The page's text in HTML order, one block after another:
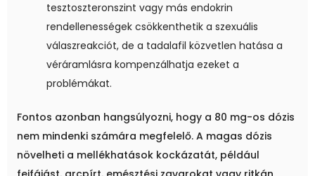
tesztoszteronszint vagy más endokrin
rendellenességek csökkenthetik a szexuális
válaszreakciót, de a tadalafil közvetlen hatása a
véráramlásra kompenzálhatja ezeket a
problémákat.
Fontos azonban hangsúlyozni, hogy a 80 mg-os dózis
nem mindenki számára megfelelő. A magas dózis
növelheti a mellékhatások kockázatát, például